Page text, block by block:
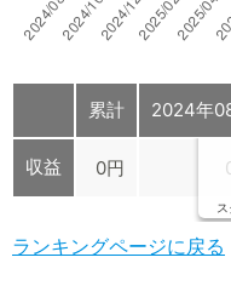
累計 2024年
収益 0円
ランキングページに戻る